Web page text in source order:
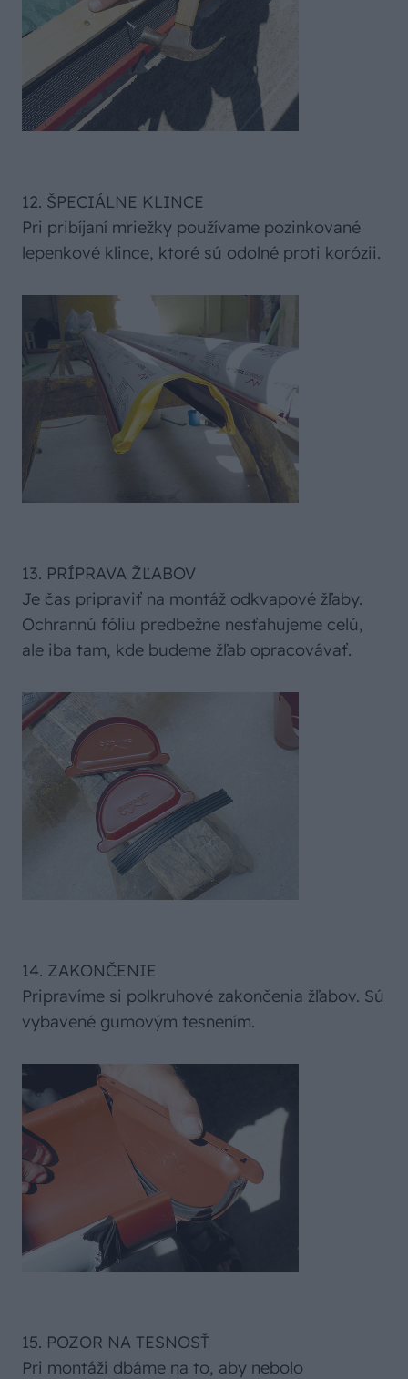
12. ŠPECIÁLNE KLINCE
Pri pribíjaní mriežky používame pozinkované
lepenkové klince, ktoré sú odolné proti korózii.
13. PRÍPRAVA ŽĽABOV
Je čas pripraviť na montáž odkvapové žľaby.
Ochrannú fóliu predbežne nesťahujeme celú,
ale iba tam, kde budeme žľab opracovávať.
14. ZAKONČENIE
Pripravíme si polkruhové zakončenia žľabov. Sú
vybavené gumovým tesnením.
15. POZOR NA TESNOSŤ
Pri montáži dbáme na to, aby nebolo